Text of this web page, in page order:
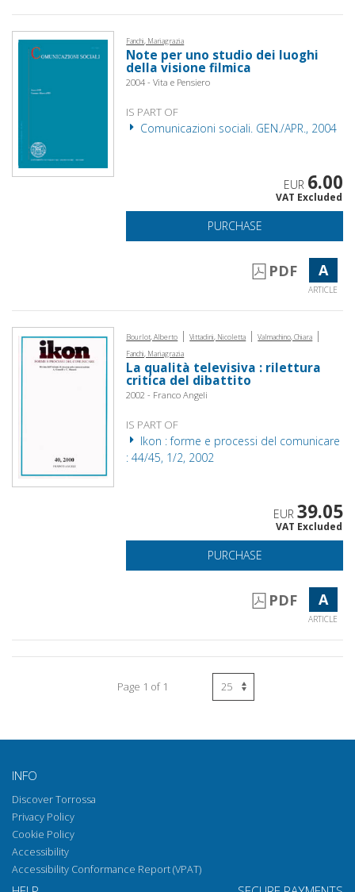
Fanchi, Mariagrazia
Note per uno studio dei luoghi
della visione filmica
2004 - Vita e Pensiero
IS PART OF
Comunicazioni sociali. GEN./APR., 2004
EUR 6.00
VAT Excluded
PURCHASE
PDF A
ARTICLE
Bourlot, Alberto | Vittadini, Nicoletta | Valmachino, Chiara |
Fanchi, Mariagrazia
La qualità televisiva : rilettura
critica del dibattito
2002 - Franco Angeli
IS PART OF
Ikon : forme e processi del comunicare
: 44/45, 1/2, 2002
EUR 39.05
VAT Excluded
PURCHASE
PDF A
ARTICLE
Page 1 of 1
INFO
Discover Torrossa
Privacy Policy
Cookie Policy
Accessibility
Accessibility Conformance Report (VPAT)